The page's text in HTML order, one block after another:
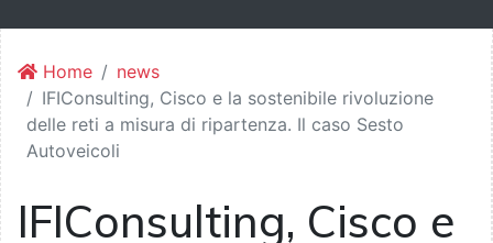
Home
news
IFIConsulting, Cisco e la sostenibile rivoluzione
delle reti a misura di ripartenza. Il caso Sesto
Autoveicoli
IFIConsulting, Cisco e